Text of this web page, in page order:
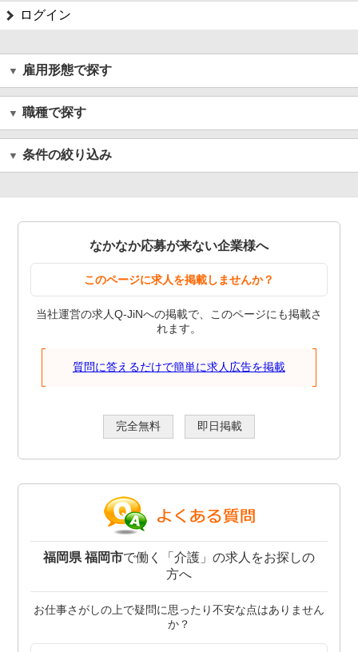
ログイン
雇用形態で探す
職種で探す
条件の絞り込み
なかなか応募が来ない企業様へ
このページに求人を掲載しませんか？
当社運営の求人Q-JiNへの掲載で、このページにも掲載さ
れます。
質問に答えるだけで簡単に求人広告を掲載
完全無料 即日掲載
福岡県 福岡市で働く「介護」の求人をお探しの
方へ
お仕事さがしの上で疑問に思ったり不安な点はありません
か？